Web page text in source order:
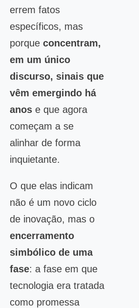
errem fatos
específicos, mas
porque concentram,
em um único
discurso, sinais que
vêm emergindo há
anos e que agora
começam a se
alinhar de forma
inquietante.
O que elas indicam
não é um novo ciclo
de inovação, mas o
encerramento
simbólico de uma
fase: a fase em que
tecnologia era tratada
como promessa